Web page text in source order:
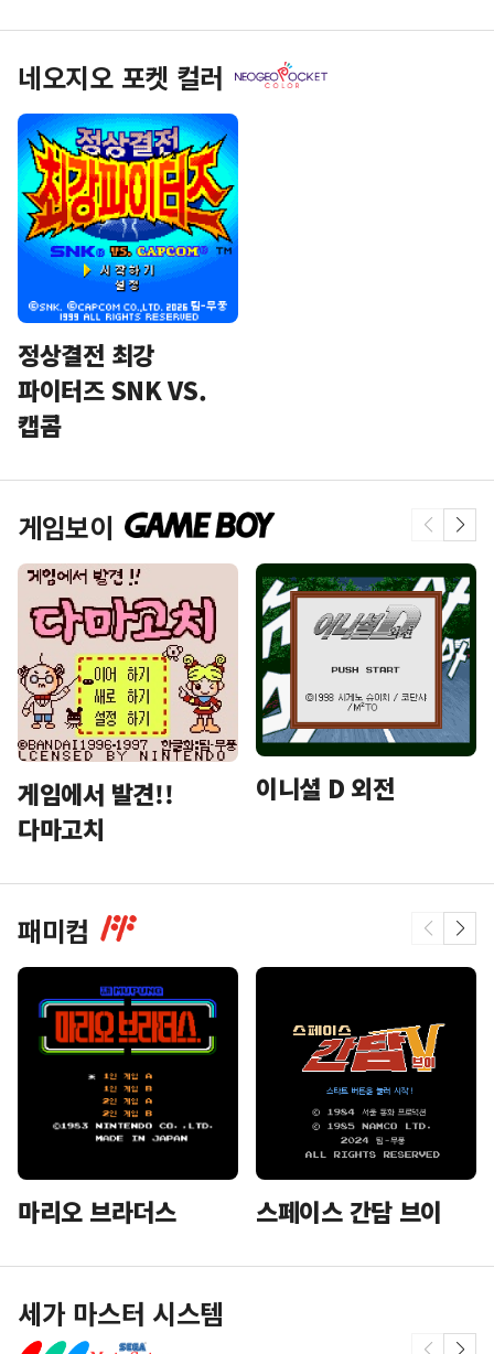
네오지오 포켓 컬러
정상결전 최강
파이터즈 SNK VS.
캡콤
게임보이
게임에서 발견!!
다마고치
이니셜 D 외전
패미컴
마리오 브라더스 스페이스 간담 브이
세가 마스터 시스템